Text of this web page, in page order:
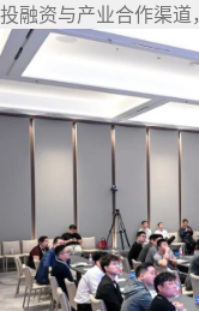
投融资与产业合作渠道